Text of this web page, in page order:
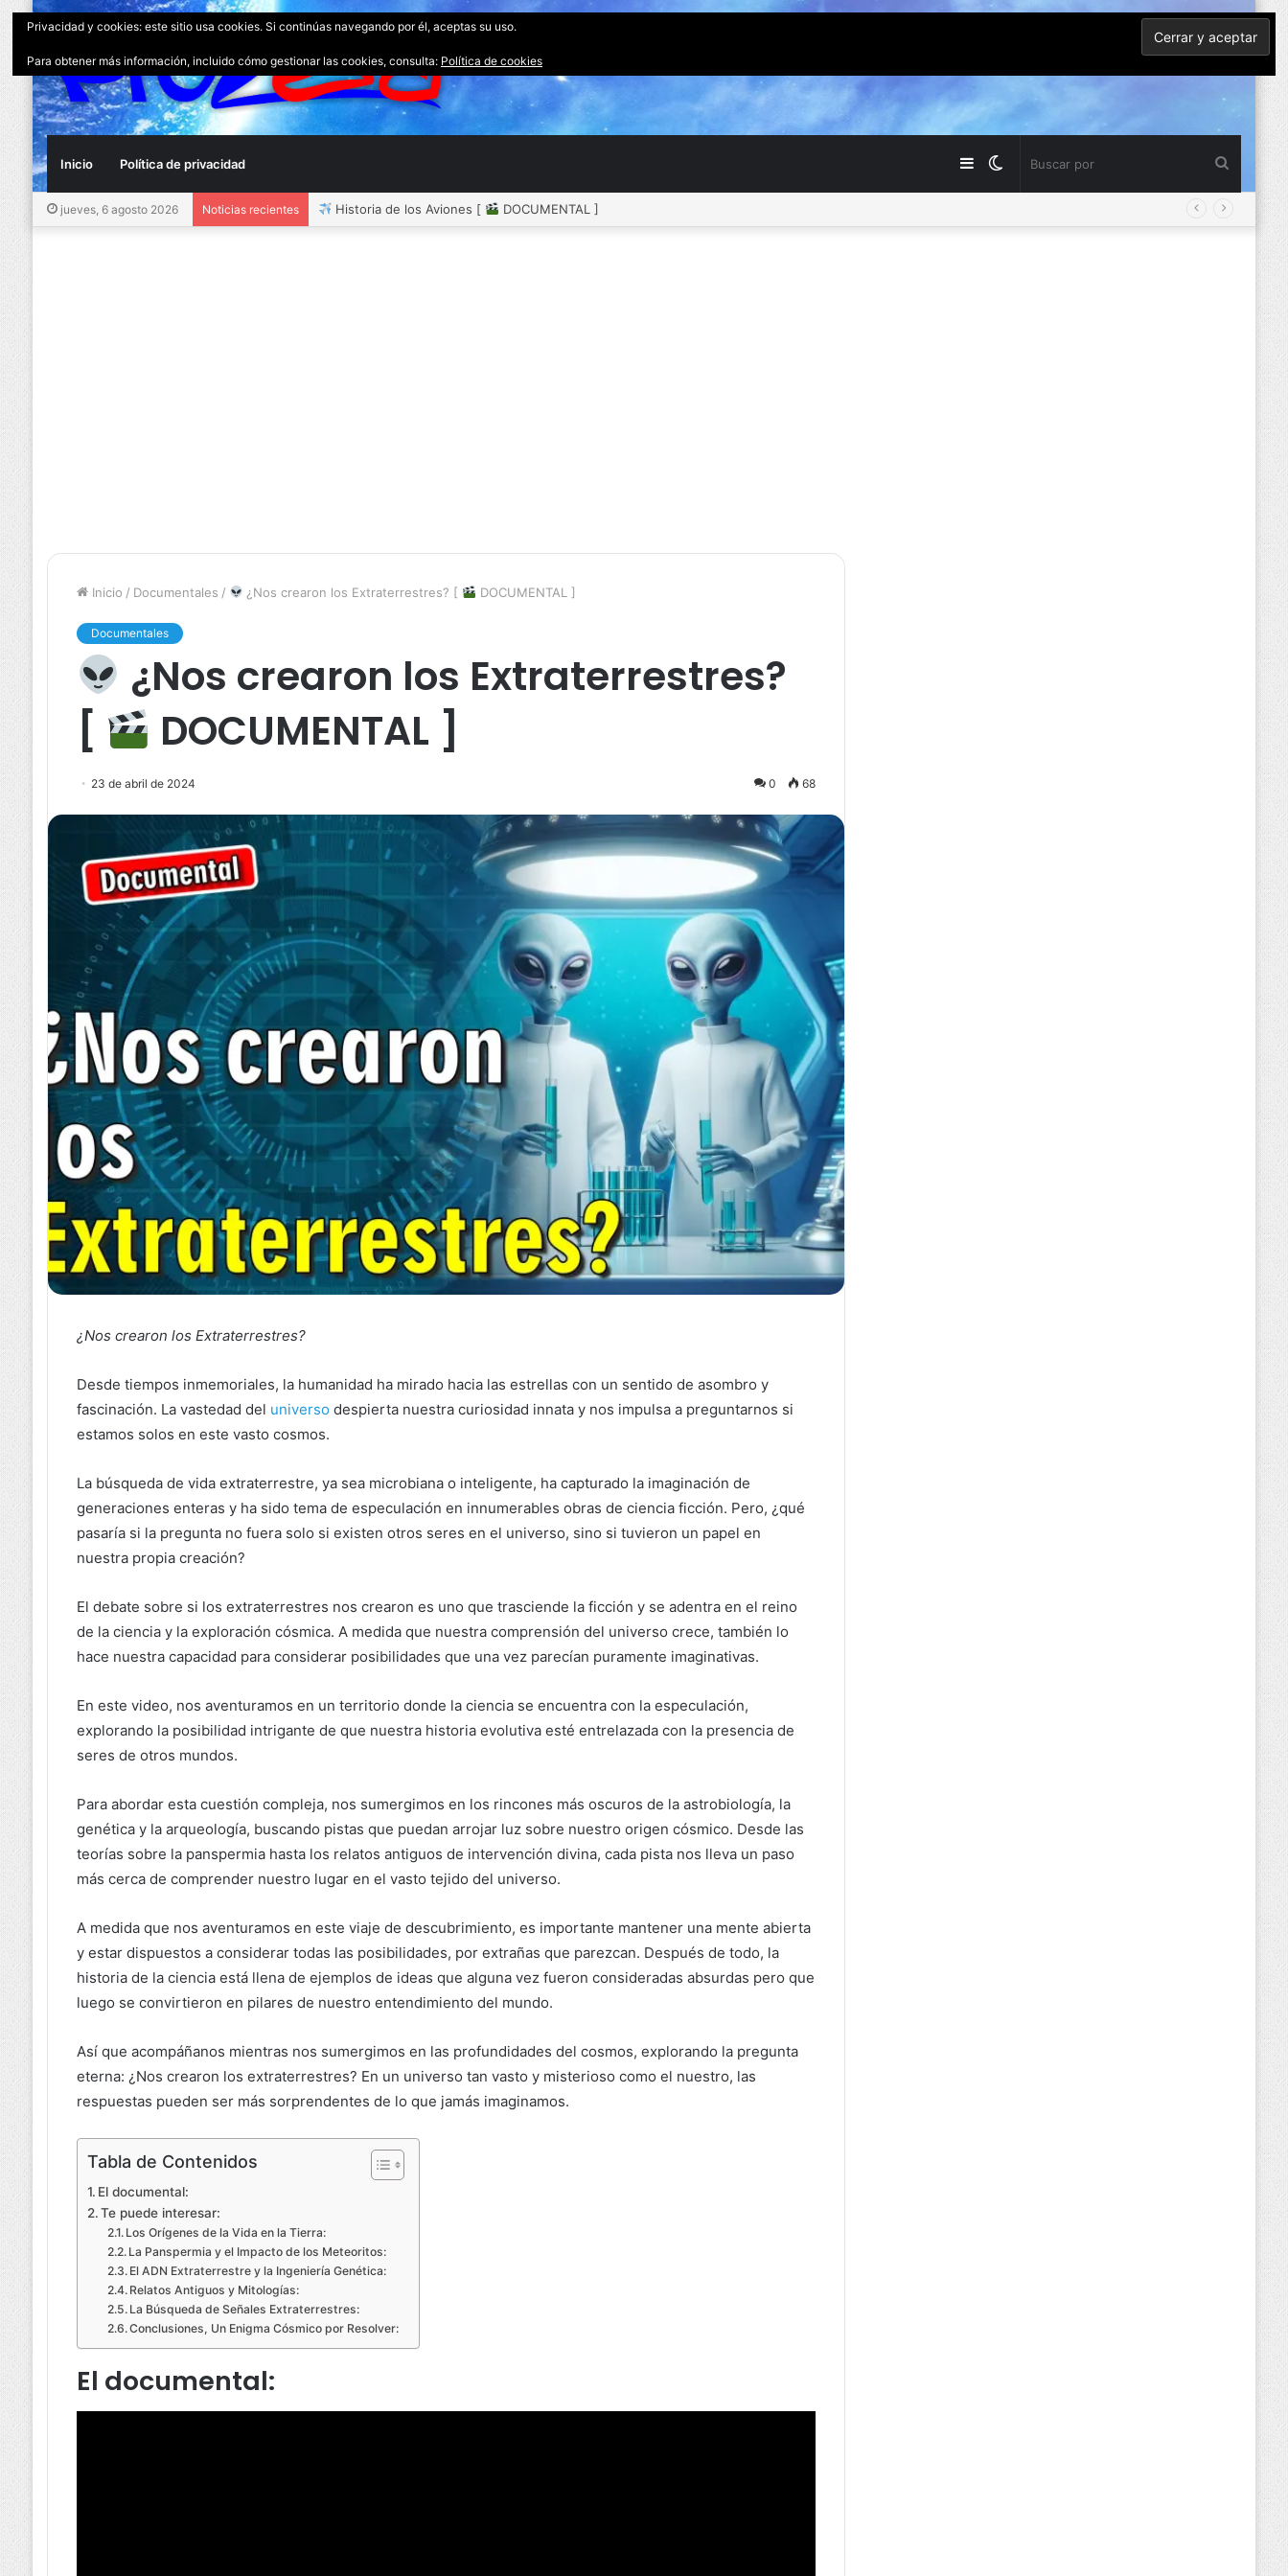
Inicio Política de privacidad Switch
Barra
jueves, 6 agosto 2026 Noticias recientes Historia de los Aviones [ DOCUMENTAL ]
Inicio / Documentales / ¿Nos crearon los Extraterrestres? [ DOCUMENTAL ]
Documentales
¿Nos crearon los Extraterrestres?
[
DOCUMENTAL ]
23 de abril de 2024 0 68
¿Nos crearon los Extraterrestres?
Desde tiempos inmemoriales, la humanidad ha mirado hacia las estrellas con un sentido de asombro y
fascinación. La vastedad del universo despierta nuestra curiosidad innata y nos impulsa a preguntarnos si
estamos solos en este vasto cosmos.
La búsqueda de vida extraterrestre, ya sea microbiana o inteligente, ha capturado la imaginación de
generaciones enteras y ha sido tema de especulación en innumerables obras de ciencia ficción. Pero, ¿qué
pasaría si la pregunta no fuera solo si existen otros seres en el universo, sino si tuvieron un papel en
nuestra propia creación?
El debate sobre si los extraterrestres nos crearon es uno que trasciende la ficción y se adentra en el reino
de la ciencia y la exploración cósmica. A medida que nuestra comprensión del universo crece, también lo
hace nuestra capacidad para considerar posibilidades que una vez parecían puramente imaginativas.
En este video, nos aventuramos en un territorio donde la ciencia se encuentra con la especulación,
explorando la posibilidad intrigante de que nuestra historia evolutiva esté entrelazada con la presencia de
seres de otros mundos.
Para abordar esta cuestión compleja, nos sumergimos en los rincones más oscuros de la astrobiología, la
genética y la arqueología, buscando pistas que puedan arrojar luz sobre nuestro origen cósmico. Desde las
teorías sobre la panspermia hasta los relatos antiguos de intervención divina, cada pista nos lleva un paso
más cerca de comprender nuestro lugar en el vasto tejido del universo.
A medida que nos aventuramos en este viaje de descubrimiento, es importante mantener una mente abierta
y estar dispuestos a considerar todas las posibilidades, por extrañas que parezcan. Después de todo, la
historia de la ciencia está llena de ejemplos de ideas que alguna vez fueron consideradas absurdas pero que
luego se convirtieron en pilares de nuestro entendimiento del mundo.
Así que acompáñanos mientras nos sumergimos en las profundidades del cosmos, explorando la pregunta
eterna: ¿Nos crearon los extraterrestres? En un universo tan vasto y misterioso como el nuestro, las
respuestas pueden ser más sorprendentes de lo que jamás imaginamos.
Tabla de Contenidos
El documental:
Te puede interesar:
Los Orígenes de la Vida en la Tierra:
La Panspermia y el Impacto de los Meteoritos:
El ADN Extraterrestre y la Ingeniería Genética:
Relatos Antiguos y Mitologías:
La Búsqueda de Señales Extraterrestres:
Conclusiones, Un Enigma Cósmico por Resolver:
El documental:
Privacidad y cookies: este sitio usa cookies. Si continúas navegando por él, aceptas su uso.
Para obtener más información, incluido cómo gestionar las cookies, consulta: Política de cookies